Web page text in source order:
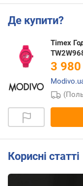
Де купити?
Timex
3 980
Корисні статті